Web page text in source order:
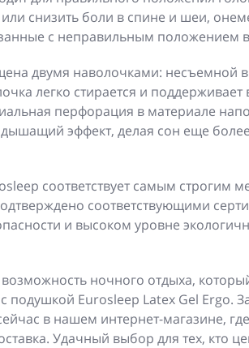
или снизить боли в спине и шеи,
с неправильным положением
двумя наволочками: несъемной
легко стирается и
перфорация в материале
эффект, делая сон еще
соответствует самым строгим
соответствующими
и высоком уровне
ночного отдыха,
подушкой Eurosleep Latex Gel Ergo.
в нашем интернет-магазине,
Удачный выбор для тех, кто